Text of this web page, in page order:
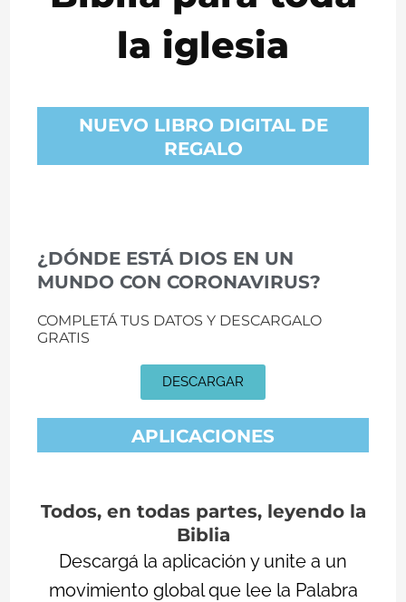
la iglesia
NUEVO LIBRO DIGITAL DE
REGALO
¿DÓNDE ESTÁ DIOS EN UN
MUNDO CON CORONAVIRUS?​​
COMPLETÁ TUS DATOS Y DESCARGALO
GRATIS
DESCARGAR
APLICACIONES
Todos, en todas partes, leyendo la
Biblia
Descargá la aplicación y unite a un
movimiento global que lee la Palabra